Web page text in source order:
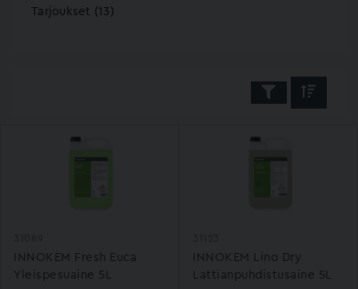
Tarjoukset (13)
INNOKEM Fresh Euca
Yleispesuaine 5L
INNOKEM Lino Dry
Lattianpuhdistusaine 5L